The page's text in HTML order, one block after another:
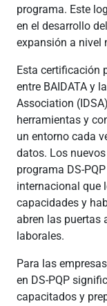
programa. Este
en el desarrollo
expansión a nivel
Esta certificación
entre BAIDATA y
Association
herramientas y
un entorno cada
datos. Los
programa DS-
internacional que
capacidades y
abren las puertas
laborales.
Para las
en DS-PQP
capacitados y